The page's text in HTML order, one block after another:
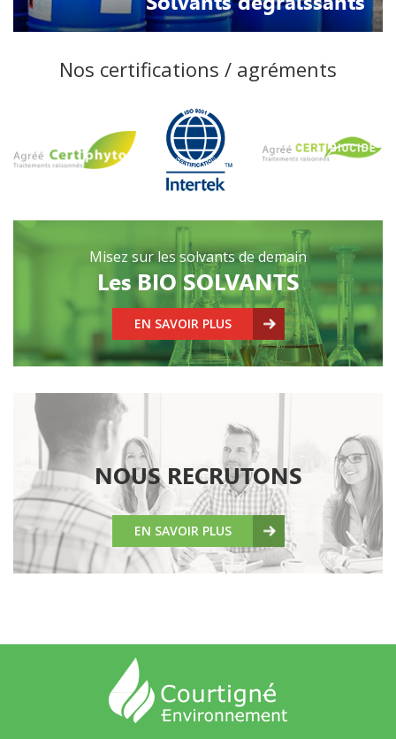
Nos certifications / agréments
Misez sur les solvants de demain
Les BIO SOLVANTS
EN SAVOIR PLUS
NOUS RECRUTONS
EN SAVOIR PLUS